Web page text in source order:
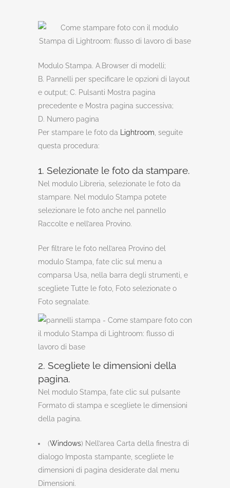
Modulo Stampa. A.Browser di modelli;
B. Pannelli per specificare le opzioni di layout
e output; C. Pulsanti Mostra pagina
precedente e Mostra pagina successiva;
D. Numero pagina
Per stampare le foto da
Lightroom , seguite
questa procedura:
1. Selezionate le foto da stampare.
Nel modulo Libreria, selezionate le foto da
stampare. Nel modulo Stampa potete
selezionare le foto anche nel pannello
Raccolte e nell’area Provino.
Per filtrare le foto nell’area Provino del
modulo Stampa, fate clic sul menu a
comparsa Usa, nella barra degli strumenti, e
scegliete Tutte le foto, Foto selezionate o
Foto segnalate.
2. Scegliete le dimensioni della
pagina.
Nel modulo Stampa, fate clic sul pulsante
Formato di stampa e scegliete le dimensioni
della pagina.
(Windows) Nell’area Carta della finestra di
dialogo Imposta stampante, scegliete le
dimensioni di pagina desiderate dal menu
Dimensioni.